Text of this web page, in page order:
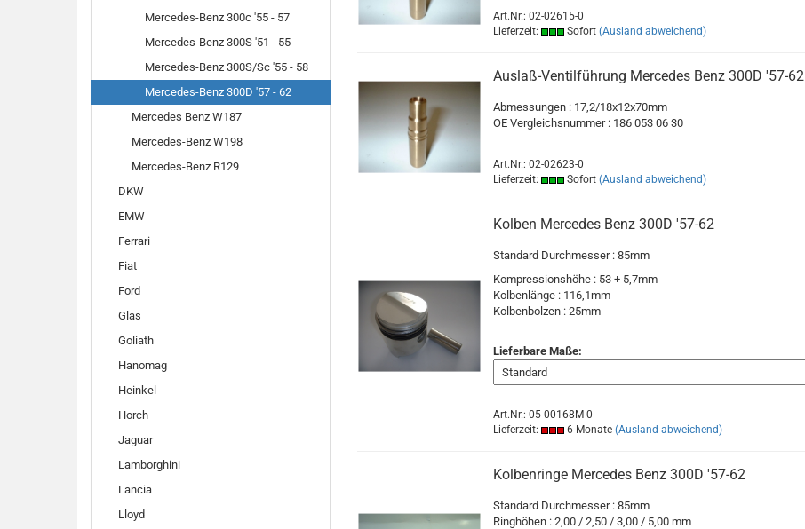
Art.Nr.: 02-02615-0
Lieferzeit:
Sofort (Ausland abweichend)
Auslaß-Ventilführung Mercedes Benz 300D '57-62
Abmessungen : 17,2/18x12x70mm
OE Vergleichsnummer : 186 053 06 30
Art.Nr.: 02-02623-0
Lieferzeit:
Sofort (Ausland abweichend)
Kolben Mercedes Benz 300D '57-62
Standard Durchmesser : 85mm
Kompressionshöhe : 53 + 5,7mm
Kolbenlänge : 116,1mm
Kolbenbolzen : 25mm
Lieferbare Maße:
Art.Nr.: 05-00168M-0
Lieferzeit:
6 Monate (Ausland abweichend)
Kolbenringe Mercedes Benz 300D '57-62
Standard Durchmesser : 85mm
Ringhöhen : 2,00 / 2,50 / 3,00 / 5,00 mm
Mercedes-Benz 300c '55 - 57
Mercedes-Benz 300S '51 - 55
Mercedes-Benz 300S/Sc '55 - 58
Mercedes-Benz 300D '57 - 62
Mercedes Benz W187
Mercedes-Benz W198
Mercedes-Benz R129
DKW
EMW
Ferrari
Fiat
Ford
Glas
Goliath
Hanomag
Heinkel
Horch
Jaguar
Lamborghini
Lancia
Lloyd